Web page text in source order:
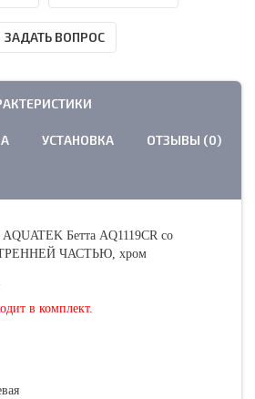
ЗАДАТЬ ВОПРОС
УСТАНОВКА ОТЗЫВЫ (0)
Бетта AQ1119CR со
ЧАСТЬЮ, хром
в комплект.